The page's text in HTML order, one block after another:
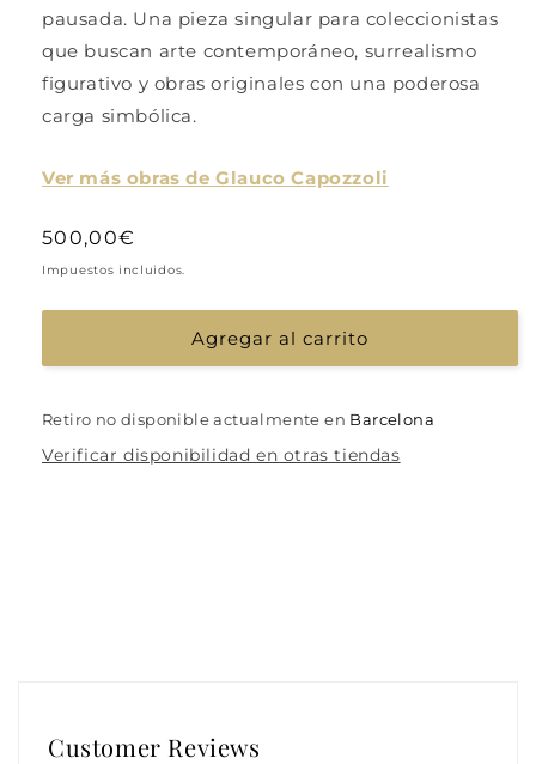
pausada. Una pieza singular para coleccionistas
que buscan arte contemporáneo, surrealismo
figurativo y obras originales con una poderosa
carga simbólica.
Ver más obras de Glauco Capozzoli
Precio
habitual
500,00€
Impuestos incluidos.
Agregar al carrito
Retiro no disponible actualmente en Barcelona
Verificar disponibilidad en otras tiendas
Customer Reviews